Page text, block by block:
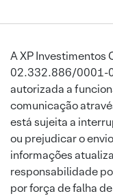
A XP Investimentos
02.332.886/0001-
autorizada a
comunicação
está sujeita a
ou prejudicar o
informações
responsabilidade
por força de falha